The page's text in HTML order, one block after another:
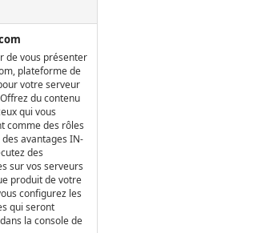
de vous présenter
plateforme de
votre serveur
du contenu
qui vous
comme des rôles
avantages IN-
des
sur vos serveurs
produit de votre
configurez les
qui seront
la console de